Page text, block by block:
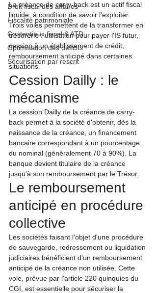
Droit fiscal des affaires
Fiscalité patrimoniale
Contentieux fiscal & ATD
Optimisation des déficits
Sécurisation par rescrit
La créance de carry-back est un actif fiscal
liquide, à condition de savoir l'exploiter.
Trois voies permettent de la transformer en
trésorerie : utilisation pour payer l'IS futur,
cession à un établissement de crédit,
remboursement anticipé dans certaines
situations.
Cession Dailly : le
mécanisme
La cession Dailly de la créance de carry-
back permet à la société d'obtenir, dès la
naissance de la créance, un financement
bancaire correspondant à un pourcentage
du nominal (généralement 70 à 90%). La
banque devient titulaire de la créance
jusqu'à son remboursement par le Trésor.
Le remboursement
anticipé en procédure
collective
Les sociétés faisant l'objet d'une procédure
de sauvegarde, redressement ou liquidation
judiciaires bénéficient d'un remboursement
anticipé de la créance non utilisée. Cette
voie, prévue par l'article 220 quinquies du
CGI, est essentielle pour sécuriser la